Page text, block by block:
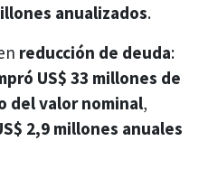
anualizados.
reducción de deuda:
US$ 33 millones de
del valor nominal,
2,9 millones anuales